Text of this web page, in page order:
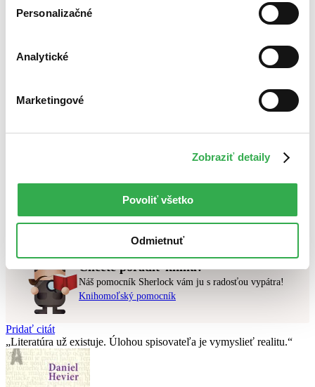
Personalizačné
Analytické
Marketingové
Zobraziť detaily
Povoliť všetko
Odmietnuť
Novinky
Najdrahšie
Najvyššia zľava
Zrušiť filtre
pripravované
vyhovujúci zadaným podmienkam.
Skúste prosím zmeniť vyhľadávaný výraz.
Chcete poradiť knihu?
Náš pomocník Sherlock vám ju s radosťou vypátra!
Knihomoľský pomocník
Pridať citát
Literatúra už existuje. Úlohou spisovateľa je vymyslieť realitu.